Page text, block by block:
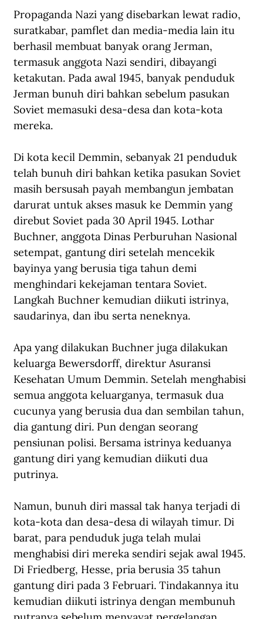
Propaganda Nazi yang disebarkan lewat radio,
suratkabar, pamflet dan media-media lain itu
berhasil membuat banyak orang Jerman,
termasuk anggota Nazi sendiri, dibayangi
ketakutan. Pada awal 1945, banyak penduduk
Jerman bunuh diri bahkan sebelum pasukan
Soviet memasuki desa-desa dan kota-kota
mereka.
Di kota kecil Demmin, sebanyak 21 penduduk
telah bunuh diri bahkan ketika pasukan Soviet
masih bersusah payah membangun jembatan
darurat untuk akses masuk ke Demmin yang
direbut Soviet pada 30 April 1945. Lothar
Buchner, anggota Dinas Perburuhan Nasional
setempat, gantung diri setelah mencekik
bayinya yang berusia tiga tahun demi
menghindari kekejaman tentara Soviet.
Langkah Buchner kemudian diikuti istrinya,
saudarinya, dan ibu serta neneknya.
Apa yang dilakukan Buchner juga dilakukan
keluarga Bewersdorff, direktur Asuransi
Kesehatan Umum Demmin. Setelah menghabisi
semua anggota keluarganya, termasuk dua
cucunya yang berusia dua dan sembilan tahun,
dia gantung diri. Pun dengan seorang
pensiunan polisi. Bersama istrinya keduanya
gantung diri yang kemudian diikuti dua
putrinya.
Namun, bunuh diri massal tak hanya terjadi di
kota-kota dan desa-desa di wilayah timur. Di
barat, para penduduk juga telah mulai
menghabisi diri mereka sendiri sejak awal 1945.
Di Friedberg, Hesse, pria berusia 35 tahun
gantung diri pada 3 Februari. Tindakannya itu
kemudian diikuti istrinya dengan membunuh